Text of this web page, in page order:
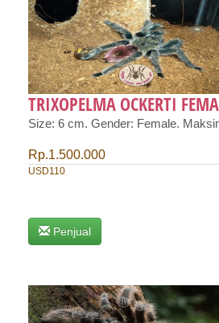
TRIXOPELMA OCKERTI
Size: 6 cm. Gender: Female.
Rp.1.500.000
USD110
Penjual